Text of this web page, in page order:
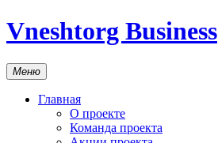
Vneshtorg Business
Меню
Главная
О проекте
Команда проекта